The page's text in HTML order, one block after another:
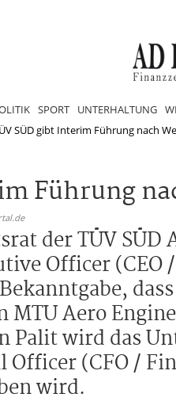
SPORT UNTERHALTUNG
SÜD gibt Interim Führung nach
Führung
der TÜV SÜD
Officer
MTU Aero
Palit wird das
Officer (CFO /
wird.